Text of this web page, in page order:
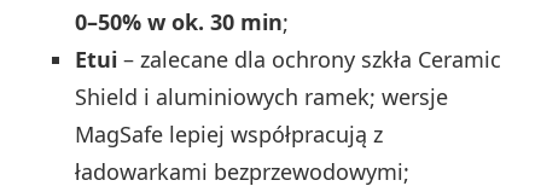
0–50% w ok. 30 min;
Etui – zalecane dla ochrony szkła Ceramic
Shield i aluminiowych ramek; wersje
MagSafe lepiej współpracują z
ładowarkami bezprzewodowymi;